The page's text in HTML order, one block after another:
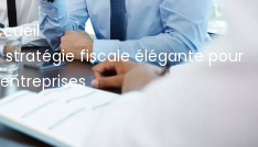
fiscale élégante pour